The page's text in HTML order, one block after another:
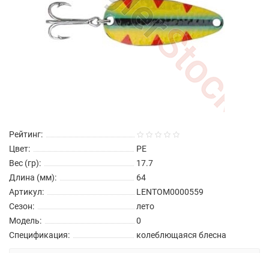
Рейтинг:
Цвет:
PE
Вес (гр):
17.7
Длина (мм):
64
Артикул:
LENTOM0000559
Сезон:
лето
Модель:
0
Спецификация:
колеблющаяся блесна